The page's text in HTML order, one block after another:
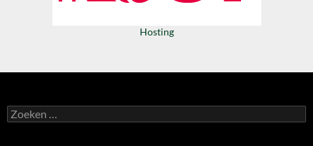
Hosting
Zoeken
naar: